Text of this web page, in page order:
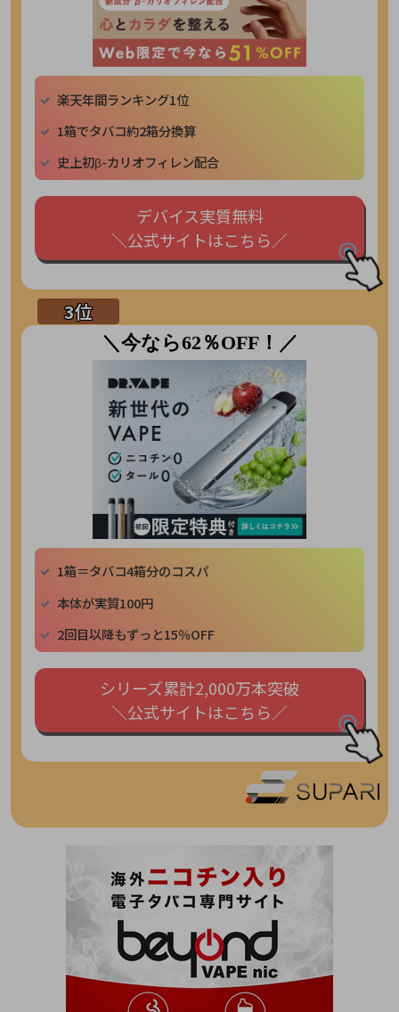
楽天年間ランキング1位
1箱でタバコ約2箱分換算
史上初β-カリオフィレン配合
デバイス実質無料
＼公式サイトはこちら／
＼今なら62％OFF！／
1箱＝タバコ4箱分のコスパ
本体が実質100円
2回目以降もずっと15％OFF
シリーズ累計2,000万本突破
＼公式サイトはこちら／